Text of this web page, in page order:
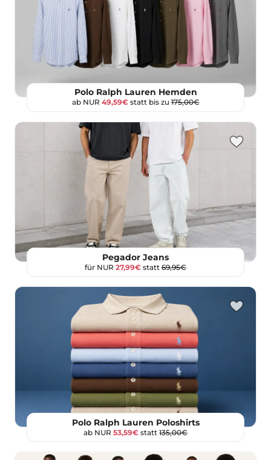
Polo Ralph Lauren Hemden
ab NUR 49,59€statt bis zu175,00€
Pegador Jeans
für NUR 27,99€ statt 69,95€
Polo Ralph Lauren Poloshirts
ab NUR 53,59€ statt 135,00€